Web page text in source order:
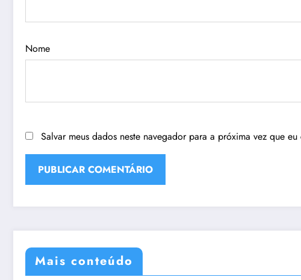
Nome
Salvar meus dados neste navegador para a próxima vez que eu
Mais conteúdo